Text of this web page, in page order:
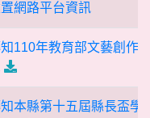
網路平台資訊
110年教育部文藝創作
本縣第十五屆縣長盃學